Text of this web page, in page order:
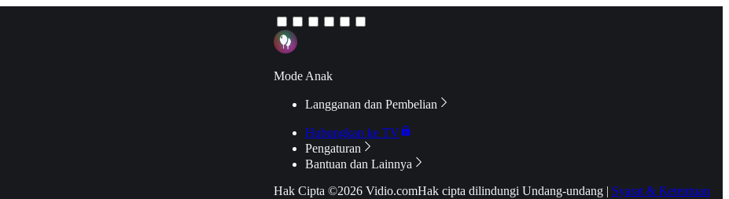
Mode Anak
Langganan dan Pembelian
Hubungkan ke TV
Pengaturan
Bantuan dan Lainnya
Hak Cipta ©2026 Vidio.comHak cipta dilindungi Undang-undang | Syarat & Ketentuan